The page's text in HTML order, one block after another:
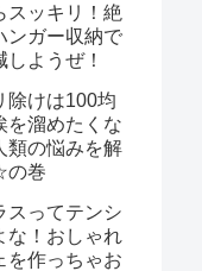
スッキリ！絶
ンガー収納で
ようぜ！
除けは100均
溜めたくな
類の悩みを解
の巻
スってテンシ
な！おしゃれ
を作っちゃお